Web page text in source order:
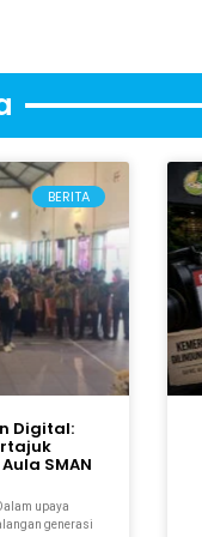
BERITA
Digital:
SMAN
upaya
generasi